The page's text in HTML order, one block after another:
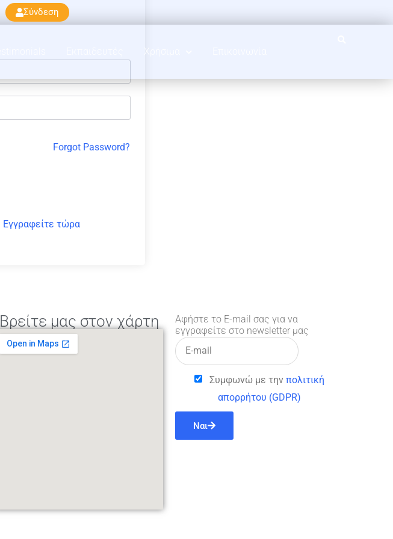
Σύνδεση
Χρήσιμα
Forgot Password?
Εγγραφείτε τώρα
Βρείτε μας στον χάρτη
Αφήστε το E-mail σας για να
εγγραφείτε στο newsletter μας
Συμφωνώ με την πολιτική
απορρήτου (GDPR)
Ναι